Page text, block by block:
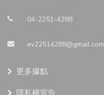
04-2251-4288
ev22514288@gmail.com
更多據點